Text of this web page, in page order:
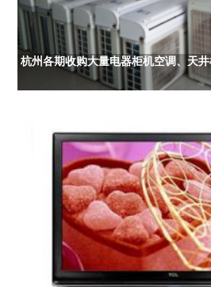
杭州各期收购大量电器柜机空调、天